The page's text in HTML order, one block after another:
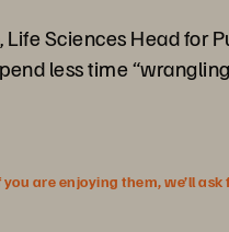
Life Sciences Head
less time
are enjoying them, we’ll